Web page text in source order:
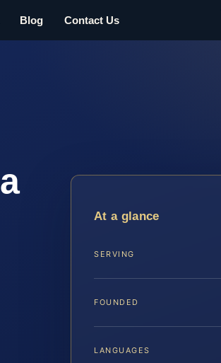
Blog Contact Us
At a glance
SERVING
FOUNDED
LANGUAGES